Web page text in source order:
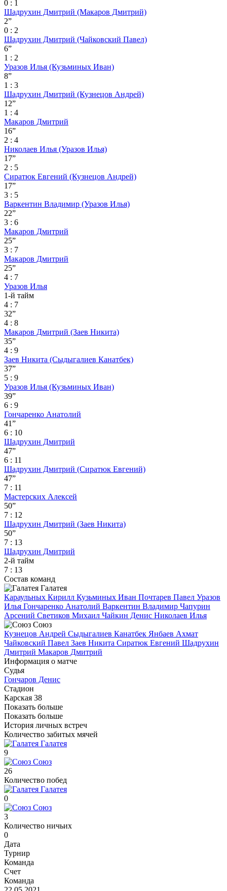
0 : 1
Шадрухин Дмитрий (Макаров Дмитрий)
2”
0 : 2
Шадрухин Дмитрий (Чайковский Павел)
6”
1 : 2
Уразов Илья (Кузьминых Иван)
8”
1 : 3
Шадрухин Дмитрий (Кузнецов Андрей)
12”
1 : 4
Макаров Дмитрий
16”
2 : 4
Николаев Илья (Уразов Илья)
17”
2 : 5
Сиратюк Евгений (Кузнецов Андрей)
17”
3 : 5
Варкентин Владимир (Уразов Илья)
22”
3 : 6
Макаров Дмитрий
25”
3 : 7
Макаров Дмитрий
25”
4 : 7
Уразов Илья
1-й тайм
4 : 7
32”
4 : 8
Макаров Дмитрий (Заев Никита)
35”
4 : 9
Заев Никита (Сыдыгалиев Канатбек)
37”
5 : 9
Уразов Илья (Кузьминых Иван)
39”
6 : 9
Гончаренко Анатолий
41”
6 : 10
Шадрухин Дмитрий
47”
6 : 11
Шадрухин Дмитрий (Сиратюк Евгений)
47”
7 : 11
Мастерских Алексей
50”
7 : 12
Шадрухин Дмитрий (Заев Никита)
50”
7 : 13
Шадрухин Дмитрий
2-й тайм
7 : 13
Состав команд
Галатея
Караульных Кирилл Кузьминых Иван Почтарев Павел Уразов
Илья Гончаренко Анатолий Варкентин Владимир Чапурин
Арсений Светиков Михаил Чайкин Денис Николаев Илья
Союз
Кузнецов Андрей Сыдыгалиев Канатбек Янбаев Ахмат
Чайковский Павел Заев Никита Сиратюк Евгений Шадрухин
Дмитрий Макаров Дмитрий
Информация о матче
Судья
Гончаров Денис
Стадион
Карская 38
Показать больше
Показать больше
История личных встреч
Количество забитых мячей
Галатея
9
Союз
26
Количество побед
Галатея
0
Союз
3
Количество ничьих
0
Дата
Турнир
Команда
Счет
Команда